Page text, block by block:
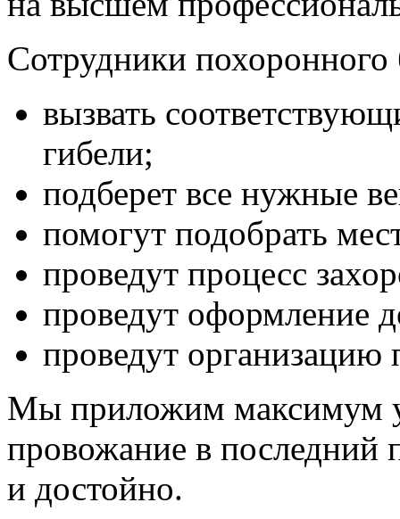
Сотрудники
вызвать
гибели;
подберет все нужные
помогут подобрать
проведут процесс
проведут оформление
проведут организацию
Мы приложим максимум
провожание в последний
и достойно.